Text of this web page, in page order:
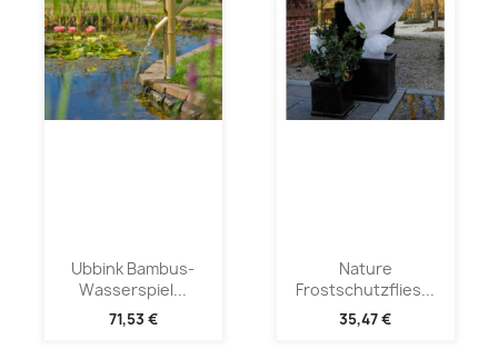
Ubbink Bambus-
Wasserspiel...
71,53 €
Nature
Frostschutzflies...
35,47 €